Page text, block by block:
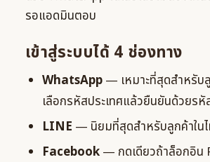
รอแอดมินตอบ
เข้าสู่ระบบได้ 4 ช่องทาง
WhatsApp— เหมาะที่สุดสำหรับ
เลือกรหัสประเทศแล้วยืนยันด้วยรหั
LINE — นิยมที่สุดสำหรับลูกค้าใน
Facebook— กดเดียวถ้าล็อกอิน